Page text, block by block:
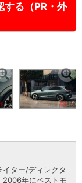
する（PR・外
ター/ディレクタ
2006年にベストモ